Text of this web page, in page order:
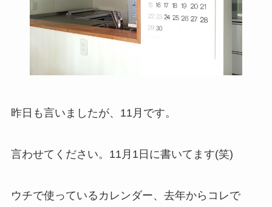
昨日も言いましたが、11月です。
言わせてください。11月1日に書いてます(笑)
ウチで使っているカレンダー、去年からコレで